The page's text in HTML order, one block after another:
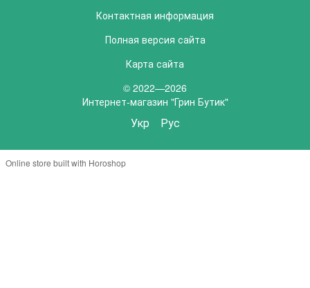
Контактная информация
Полная версия сайта
Карта сайта
© 2022—2026
Интернет-магазин "Грин Бутик"
Укр Рус
Online store built with Horoshop